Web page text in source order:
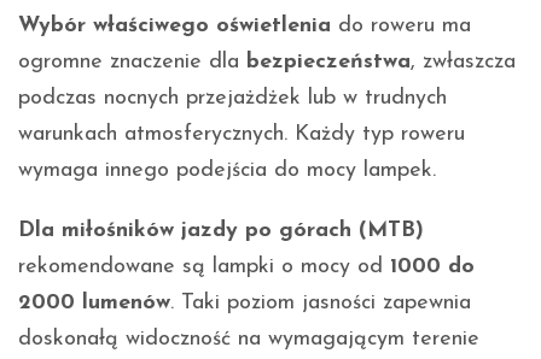
Wybór właściwego oświetlenia do roweru ma
ogromne znaczenie dla bezpieczeństwa, zwłaszcza
podczas nocnych przejażdżek lub w trudnych
warunkach atmosferycznych. Każdy typ roweru
wymaga innego podejścia do mocy lampek.
Dla miłośników jazdy po górach (MTB)
rekomendowane są lampki o mocy od 1000 do
2000 lumenów. Taki poziom jasności zapewnia
doskonałą widoczność na wymagającym terenie